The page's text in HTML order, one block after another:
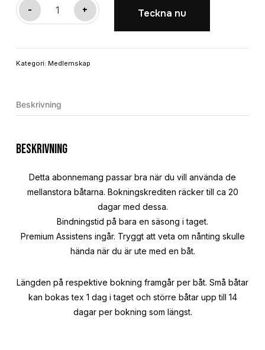
-
Premium
+
mängd
+ Teckna nu
Kategori: Medlemskap
Beskrivning
Beskrivning
Detta abonnemang passar bra när du vill använda de
mellanstora båtarna. Bokningskrediten räcker till ca 20
dagar med dessa.
Bindningstid på bara en säsong i taget.
Premium Assistens ingår. Tryggt att veta om nånting skulle
hända när du är ute med en båt.
Längden på respektive bokning framgår per båt. Små båtar
kan bokas tex 1 dag i taget och större båtar upp till 14
dagar per bokning som längst.